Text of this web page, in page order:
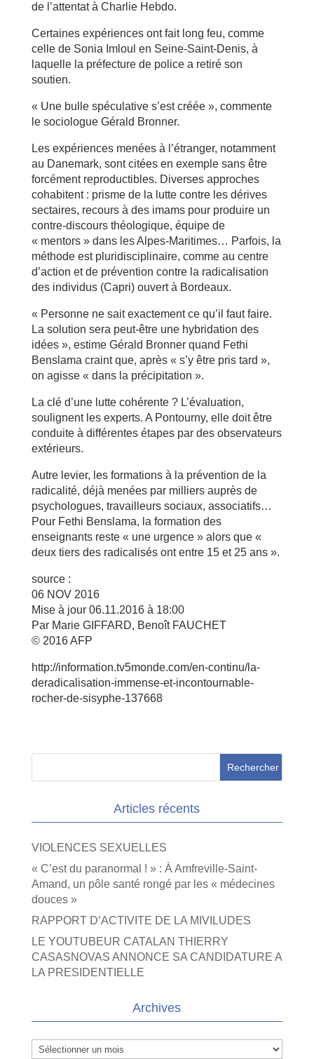
de l’attentat à Charlie Hebdo.
Certaines expériences ont fait long feu, comme
celle de Sonia Imloul en Seine-Saint-Denis, à
laquelle la préfecture de police a retiré son
soutien.
« Une bulle spéculative s’est créée », commente
le sociologue Gérald Bronner.
Les expériences menées à l’étranger, notamment
au Danemark, sont citées en exemple sans être
forcément reproductibles. Diverses approches
cohabitent : prisme de la lutte contre les dérives
sectaires, recours à des imams pour produire un
contre-discours théologique, équipe de
« mentors » dans les Alpes-Maritimes… Parfois, la
méthode est pluridisciplinaire, comme au centre
d’action et de prévention contre la radicalisation
des individus (Capri) ouvert à Bordeaux.
« Personne ne sait exactement ce qu’il faut faire.
La solution sera peut-être une hybridation des
idées », estime Gérald Bronner quand Fethi
Benslama craint que, après « s’y être pris tard »,
on agisse « dans la précipitation ».
La clé d’une lutte cohérente ? L’évaluation,
soulignent les experts. A Pontourny, elle doit être
conduite à différentes étapes par des observateurs
extérieurs.
Autre levier, les formations à la prévention de la
radicalité, déjà menées par milliers auprès de
psychologues, travailleurs sociaux, associatifs…
Pour Fethi Benslama, la formation des
enseignants reste « une urgence » alors que «
deux tiers des radicalisés ont entre 15 et 25 ans ».
source :
06 NOV 2016
Mise à jour 06.11.2016 à 18:00
Par Marie GIFFARD, Benoît FAUCHET
© 2016 AFP
http://information.tv5monde.com/en-continu/la-
deradicalisation-immense-et-incontournable-
rocher-de-sisyphe-137668
Articles récents
VIOLENCES SEXUELLES
« C’est du paranormal ! » : À Amfreville-Saint-
Amand, un pôle santé rongé par les « médecines
douces »
RAPPORT D’ACTIVITE DE LA MIVILUDES
LE YOUTUBEUR CATALAN THIERRY
CASASNOVAS ANNONCE SA CANDIDATURE A
LA PRESIDENTIELLE
Archives
Archives